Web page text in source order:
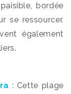
bordée
se ressourcer.
également
: Cette plage